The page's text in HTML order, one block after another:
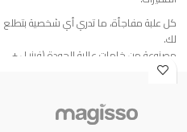
كل علبة مفاجأة، ما تدري أي شخصية بتطلع
لك.
مصنوعة من خامات عالية الجودة (فينيـل +
قطن PP ناعم).
ملمس ناعم بفضل القطن الداخلي والغطاء